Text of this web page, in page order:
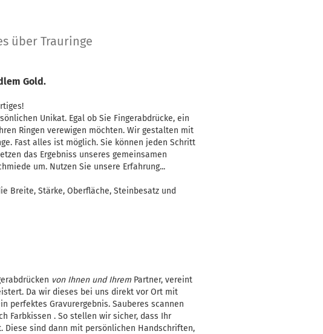
über Trauringe
Gold.
Unikat. Egal ob Sie Fingerabdrücke, ein
Ringen verewigen möchten. Wir gestalten mit
Fast alles ist möglich. Sie können jeden Schritt
das Ergebniss unseres gemeinsamen
um. Nutzen Sie unsere Erfahrung...
Breite, Stärke, Oberfläche, Steinbesatz und
von Ihnen und Ihrem Partner, vereint
Da wir dieses bei uns direkt vor Ort mit
perfektes Gravurergebnis. Sauberes scannen
Farbkissen . So stellen wir sicher, dass Ihr
Diese sind dann mit persönlichen Handschriften,